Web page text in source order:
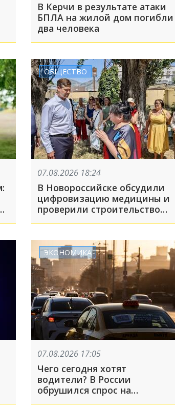
В Керчи в результате атаки
БПЛА на жилой дом погибли
два человека
ОБЩЕСТВО
07.08.2026 18:24
В Новороссийске обсудили
цифровизацию медицины и
проверили строительство
Сквера Медиков
ЭКОНОМИКА
07.08.2026 17:05
Чего сегодня хотят
водители? В России
обрушился спрос на
отечественные машины